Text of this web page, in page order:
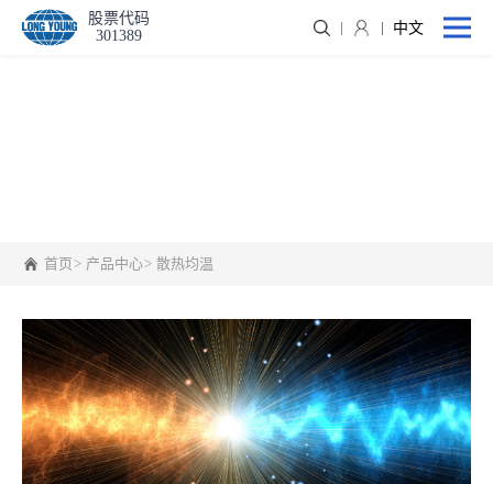
股票代码
301389
中文
首页 产品中心 散热均温